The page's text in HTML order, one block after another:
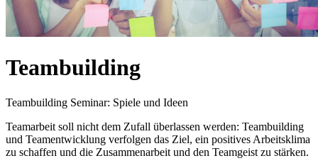
Teambuilding
Teambuilding Seminar: Spiele und Ideen
Teamarbeit soll nicht dem Zufall überlassen werden: Teambuilding
und Teamentwicklung verfolgen das Ziel, ein positives Arbeitsklima
zu schaffen und die Zusammenarbeit und den Teamgeist zu stärken.